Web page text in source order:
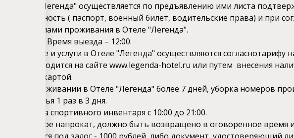
в Отель "Легенда" осуществляется по предъявлению ими листа
личность ( паспорт, военный билет, водительские права) и при
правилами проживания в Отеле "Легенда".
– 14:00. Время выезда – 12:00.
проживание и услуги в Отеле "Легенда" осуществляются согласнотарифу
производится на сайте www.legenda-hotel.ru или путем внесения
картой.
проживании в Отеле "Легенда" более 7 дней, уборка номеров
белья 1 раз в 3 дня.
склада спортивного инвентаря с 10:00 до 21:00.
взятое напрокат, должно быть возвращено в оговоренное время